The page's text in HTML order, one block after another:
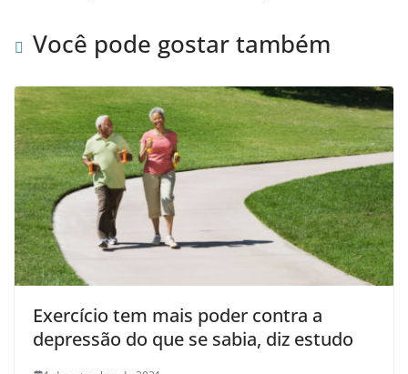
Você pode gostar também
Exercício tem mais poder contra a
depressão do que se sabia, diz estudo